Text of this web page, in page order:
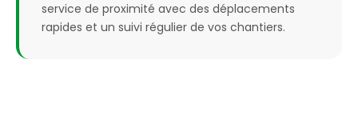
service de proximité avec des déplacements
rapides et un suivi régulier de vos chantiers.